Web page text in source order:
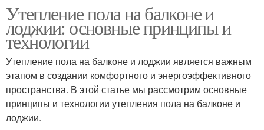
Утепление пола на балконе и
лоджии: основные принципы и
технологии
Утепление пола на балконе и лоджии является важным
этапом в создании комфортного и энергоэффективного
пространства. В этой статье мы рассмотрим основные
принципы и технологии утепления пола на балконе и
лоджии.